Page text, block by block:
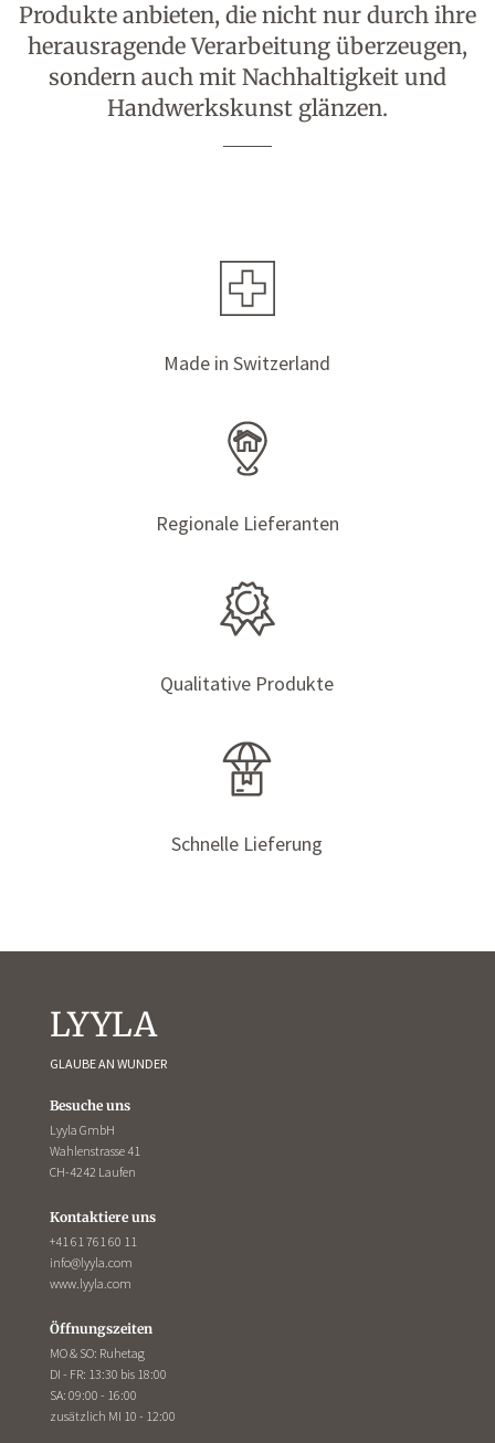
Produkte anbieten, die nicht nur durch ihre
herausragende Verarbeitung überzeugen,
sondern auch mit Nachhaltigkeit und
Handwerkskunst glänzen.
Made in Switzerland
Regionale Lieferanten
Qualitative Produkte
Schnelle Lieferung
LYYLA
GLAUBE AN WUNDER
Besuche uns
Lyyla GmbH
Wahlenstrasse 41
CH-4242 Laufen
Kontaktiere uns
+41 61 761 60 11
info@lyyla.com
www.lyyla.com
Öffnungszeiten
MO & SO: Ruhetag
DI - FR: 13:30 bis 18:00
SA: 09:00 - 16:00
zusätzlich MI 10 - 12:00